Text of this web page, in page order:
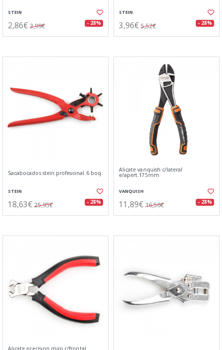
STEIN
2,86€ 3,99€ - 28%
STEIN
3,96€ 5,52€ - 28%
Sacabocados stein profesional 6 boq.
STEIN
18,63€ 25,95€ - 28%
Alicate vanquish c/lateral
e/apert.175mm
VANQUISH
11,89€ 16,56€ - 28%
Alicate precision mini c/frontal